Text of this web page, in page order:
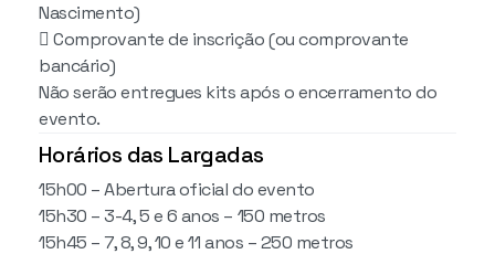
Nascimento)
 Comprovante de inscrição (ou comprovante
bancário)
Não serão entregues kits após o encerramento do
evento.
Horários das Largadas
15h00 – Abertura oficial do evento
15h30 – 3-4, 5 e 6 anos – 150 metros
15h45 – 7, 8, 9, 10 e 11 anos – 250 metros